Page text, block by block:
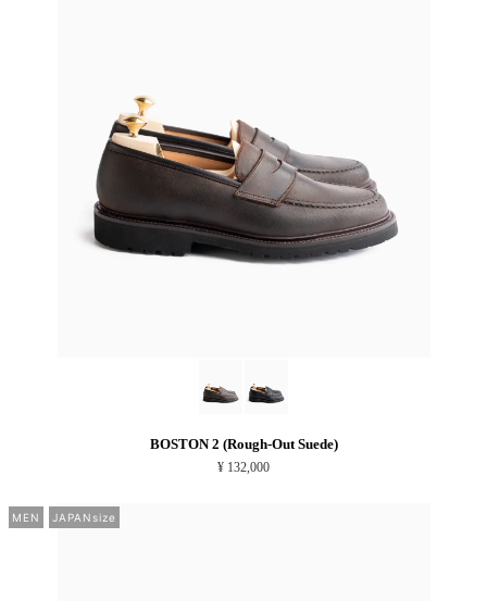
BOSTON 2 (Rough-Out Suede)
¥ 132,000
MEN JAPANsize